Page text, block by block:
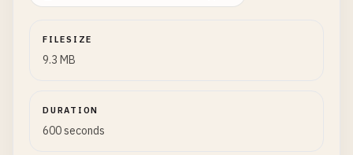
FILESIZE
9.3 MB
DURATION
600 seconds